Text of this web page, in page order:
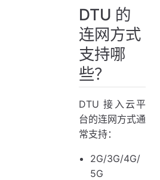
DTU 的
连网方式
支持哪
些？
DTU 接入云平
台的连网方式通
常支持：
2G/3G/4G/
5G